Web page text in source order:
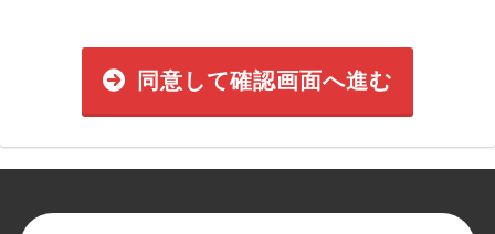
同意して確認画面へ進む